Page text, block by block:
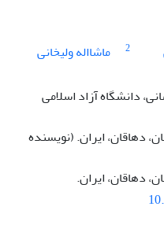
2 ماشااله ولیخانی
دانشگاه آزاد اسلامی
دهاقان، ایران. (نویسنده
دهاقان، ایران.